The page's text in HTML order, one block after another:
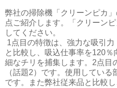
弊社の掃除機「クリーンピカ
点ご紹介します。「クリーン
してください。
1点目の特徴は、強力な吸引
と比較し、吸込仕事率を120
細なチリを捕集します。2点目
（話題2）です。使用してい
です。また弊社従来品と比較